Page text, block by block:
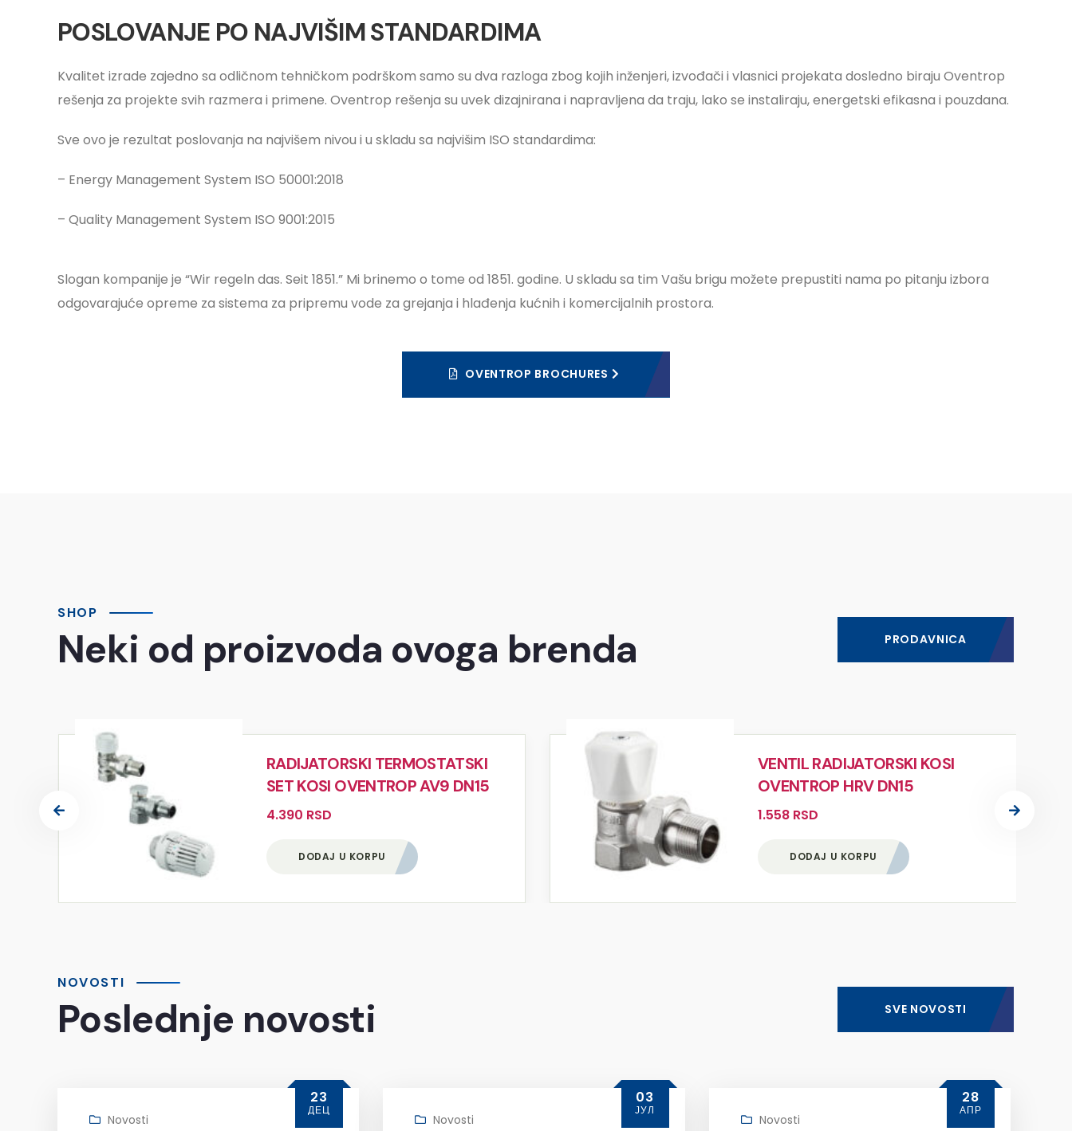
POSLOVANJE PO NAJVIŠIM STANDARDIMA
Kvalitet izrade zajedno sa odličnom tehničkom podrškom samo su dva razloga zbog kojih inženjeri, izvođači i vlasnici projekata dosledno biraju Oventrop
rešenja za projekte svih razmera i primene. Oventrop rešenja su uvek dizajnirana i napravljena da traju, lako se instaliraju, energetski efikasna i pouzdana.
Sve ovo je rezultat poslovanja na najvišem nivou i u skladu sa najvišim ISO standardima:
– Energy Management System ISO 50001:2018
– Quality Management System ISO 9001:2015
Slogan kompanije je “Wir regeln das. Seit 1851.” Mi brinemo o tome od 1851. godine. U skladu sa tim Vašu brigu možete prepustiti nama po pitanju izbora
odgovarajuće opreme za sistema za pripremu vode za grejanja i hlađenja kućnih i komercijalnih prostora.
OVENTROP BROCHURES
SHOP
Neki od proizvoda ovoga brenda PRODAVNICA
RADIJATORSKI TERMOSTATSKI
SET KOSI OVENTROP AV9 DN15
4.390 RSD
DODAJ U KORPU
VENTIL RADIJATORSKI KOSI
OVENTROP HRV DN15
1.558 RSD
DODAJ U KORPU
NOVOSTI
Poslednje novosti SVE NOVOSTI
23
ДЕЦ
Novosti
03
ЈУЛ
Novosti
28
АПР
Novosti